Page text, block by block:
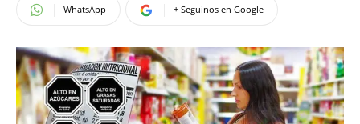
WhatsApp + Seguinos en Google